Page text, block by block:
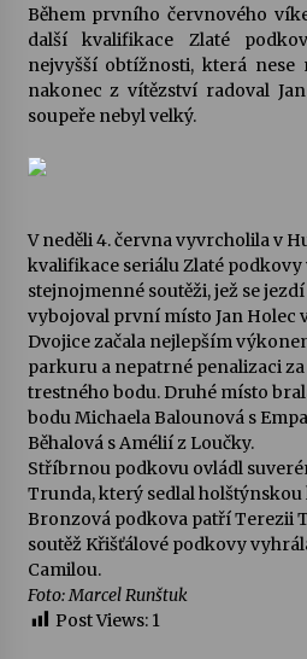
šedesátka: 28. 7.–1.
28. 7. 2026
Letní koncerty ve
Jenakaši
23. 7. 2026
Letní koncerty ve
22. 7. 2026
17. 7. 2026
Ozvěny prázdnin
Během prvního červnového
další kvalifikace Zlaté
nejvyšší obtížnosti, která nese
nakonec z vítězství radoval
soupeře nebyl velký.
V neděli 4. června vyvrcholila v
kvalifikace seriálu Zlaté podkovy
stejnojmenné soutěži, jež se
vybojoval první místo Jan Holec
Dvojice začala nejlepším
parkuru a nepatrné penalizaci za
trestného bodu. Druhé místo
bodu Michaela Balounová s
Běhalová s Amélií z Loučky.
Stříbrnou podkovu ovládl
Trunda, který sedlal
Bronzová podkova patří Terezii
soutěž Křišťálové podkovy
Camilou.
Foto: Marcel Runštuk
Post Views: 1